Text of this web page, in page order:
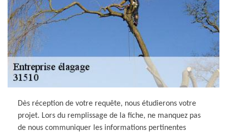
Dès réception de votre requête, nous étudierons votre
projet. Lors du remplissage de la fiche, ne manquez pas
de nous communiquer les informations pertinentes